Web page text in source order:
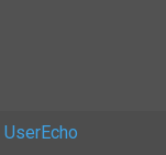
UserEcho